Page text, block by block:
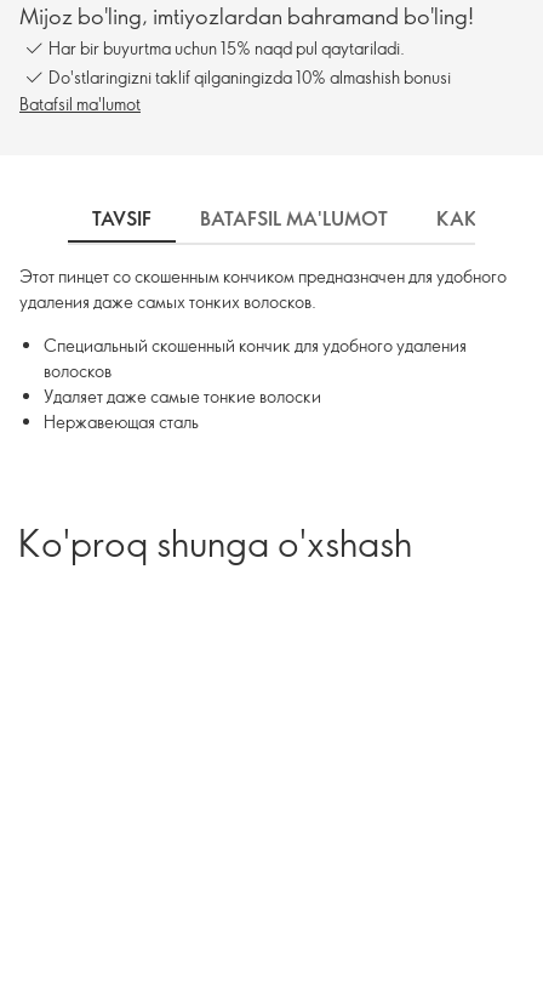
Mijoz bo'ling, imtiyozlardan bahramand bo'ling!
Har bir buyurtma uchun 15% naqd pul qaytariladi.
Do'stlaringizni taklif qilganingizda 10% almashish bonusi
Batafsil ma'lumot
TAVSIF BATAFSIL MA'LUMOT КАК
Этот пинцет со скошенным кончиком предназначен для удобного
удаления даже самых тонких волосков.
Специальный скошенный кончик для удобного удаления
волосков
Удаляет даже самые тонкие волоски
Нержавеющая сталь
Ko'proq shunga o'xshash